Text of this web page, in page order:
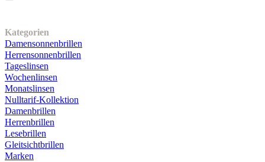
Kategorien
Damensonnenbrillen
Herrensonnenbrillen
Tageslinsen
Wochenlinsen
Monatslinsen
Nulltarif-Kollektion
Damenbrillen
Herrenbrillen
Lesebrillen
Gleitsichtbrillen
Marken